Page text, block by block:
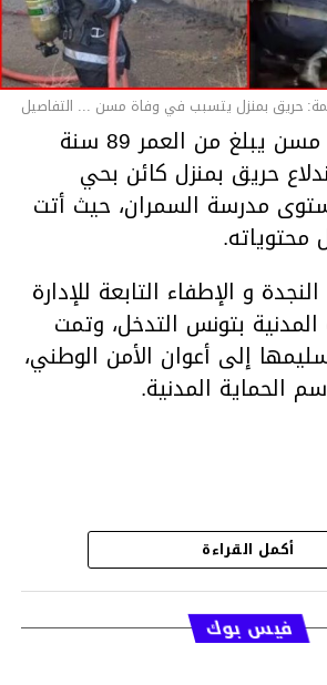
حريق بمنزل يتسبب في وفاة مسن ... التفاصيل
توفي يوم أمس مسن يبلغ من العمر 89 سنة
حريق بمنزل كائن بحي
على مستوى مدرسة السمران، حيث أتت
محتوياته.
و الإطفاء التابعة للإدارة
المدنية بتونس التدخل، وتمت
إلى أعوان الأمن الوطني،
الحماية المدنية.
أكمل القراءة
فيس بوك